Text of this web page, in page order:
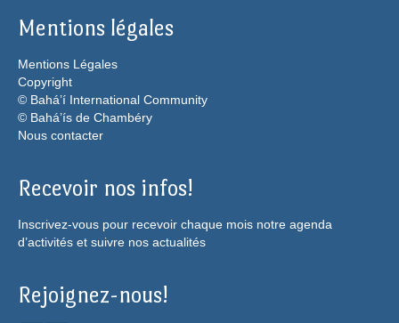
Mentions légales
Mentions Légales
Copyright
© Bahá’í International Community
© Bahá’ís de Chambéry
Nous contacter
Recevoir nos infos!
Inscrivez-vous pour recevoir chaque mois notre agenda
d’activités et suivre nos actualités
Rejoignez-nous!